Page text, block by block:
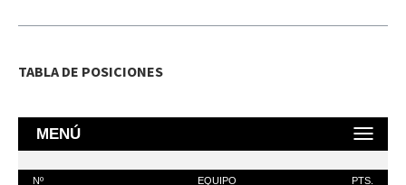
TABLA DE POSICIONES